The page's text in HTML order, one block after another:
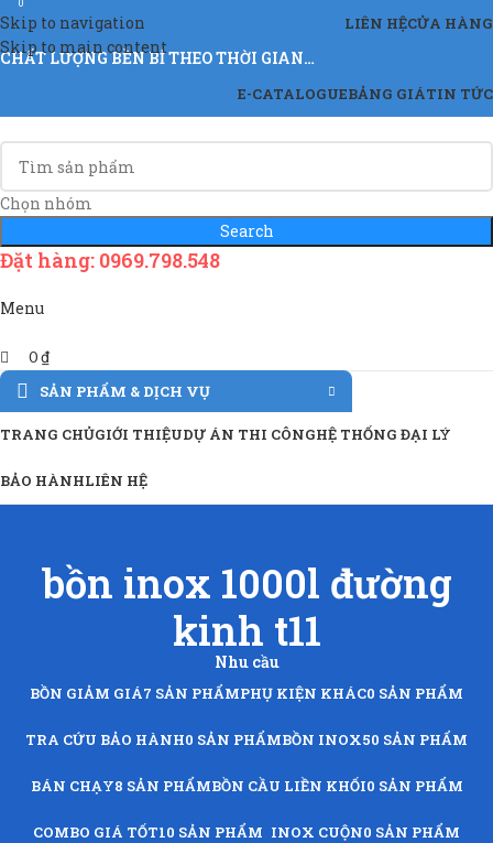
Skip to navigation
Skip to main content
LIÊN HỆCỬA HÀNG
CHẤT LƯỢNG BỀN BỈ THEO THỜI GIAN…
E-CATALOGUEBẢNG GIÁTIN TỨC
Chọn nhóm
Search
Đặt hàng: 0969.798.548
Menu
0
0₫
SẢN PHẨM & DỊCH VỤ
TRANG CHỦGIỚI THIỆUDỰ ÁN THI CÔNGHỆ THỐNG ĐẠI LÝ
BẢO HÀNHLIÊN HỆ
bồn inox 1000l đường
kinh t11
Nhu cầu
BỒN GIẢM GIÁ7 SẢN PHẨMPHỤ KIỆN KHÁC0 SẢN PHẨM
TRA CỨU BẢO HÀNH0 SẢN PHẨMBỒN INOX50 SẢN PHẨM
BÁN CHẠY8 SẢN PHẨMBỒN CẦU LIỀN KHỐI0 SẢN PHẨM
COMBO GIÁ TỐT10 SẢN PHẨM INOX CUỘN0 SẢN PHẨM